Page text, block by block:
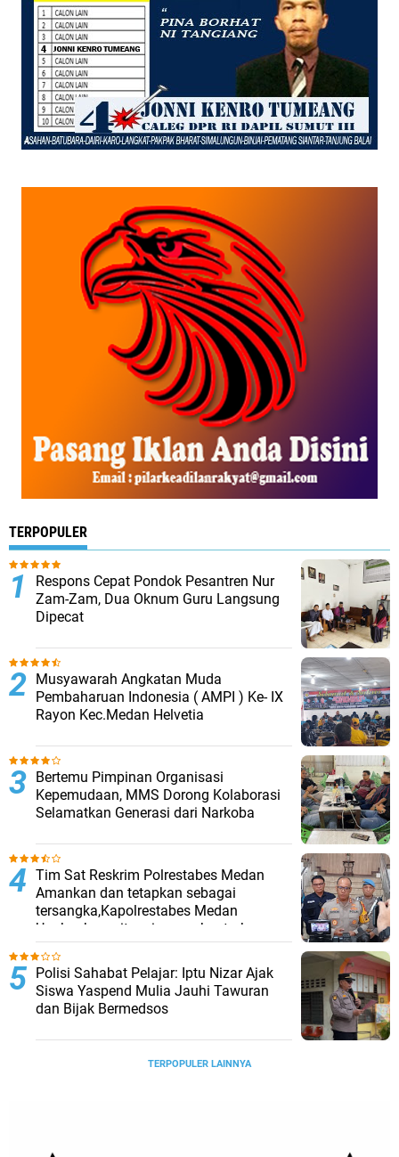
TERPOPULER
Respons Cepat Pondok Pesantren Nur
Zam-Zam, Dua Oknum Guru Langsung
Dipecat
Musyawarah Angkatan Muda
Pembaharuan Indonesia ( AMPI ) Ke- IX
Rayon Kec.Medan Helvetia
Bertemu Pimpinan Organisasi
Kepemudaan, MMS Dorong Kolaborasi
Selamatkan Generasi dari Narkoba
Tim Sat Reskrim Polrestabes Medan
Amankan dan tetapkan sebagai
tersangka,Kapolrestabes Medan
Ungkapkan, situasi pasca bentrokan
telah kembali kondusif.
Polisi Sahabat Pelajar: Iptu Nizar Ajak
Siswa Yaspend Mulia Jauhi Tawuran
dan Bijak Bermedsos
TERPOPULER LAINNYA